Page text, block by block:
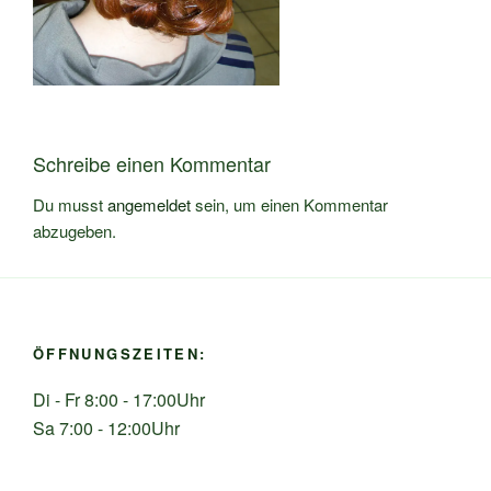
Schreibe einen Kommentar
Du musstangemeldetsein, um einen Kommentar
abzugeben.
ÖFFNUNGSZEITEN:
Di - Fr 8:00 - 17:00Uhr
Sa 7:00 - 12:00Uhr